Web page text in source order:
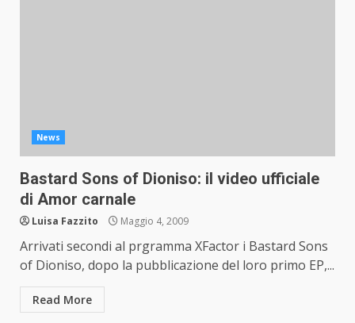
News
Bastard Sons of Dioniso: il video ufficiale
di Amor carnale
Luisa Fazzito Maggio 4, 2009
Arrivati secondi al prgramma XFactor i Bastard Sons
of Dioniso, dopo la pubblicazione del loro primo EP,...
Read More